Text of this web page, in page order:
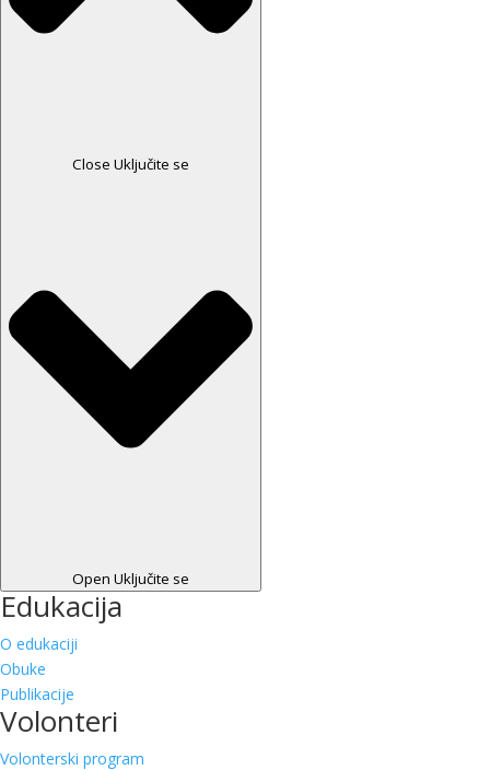
Close Uključite se
Open Uključite se
Edukacija
O edukaciji
Obuke
Publikacije
Volonteri
Volonterski program